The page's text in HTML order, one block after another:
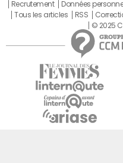
Recrutement
Données
Tous les articles
RSS
© 2025